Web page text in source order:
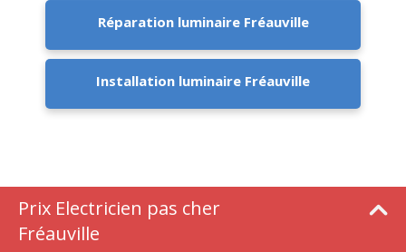
Réparation luminaire Fréauville
Installation luminaire Fréauville
Prix Electricien pas cher
Fréauville